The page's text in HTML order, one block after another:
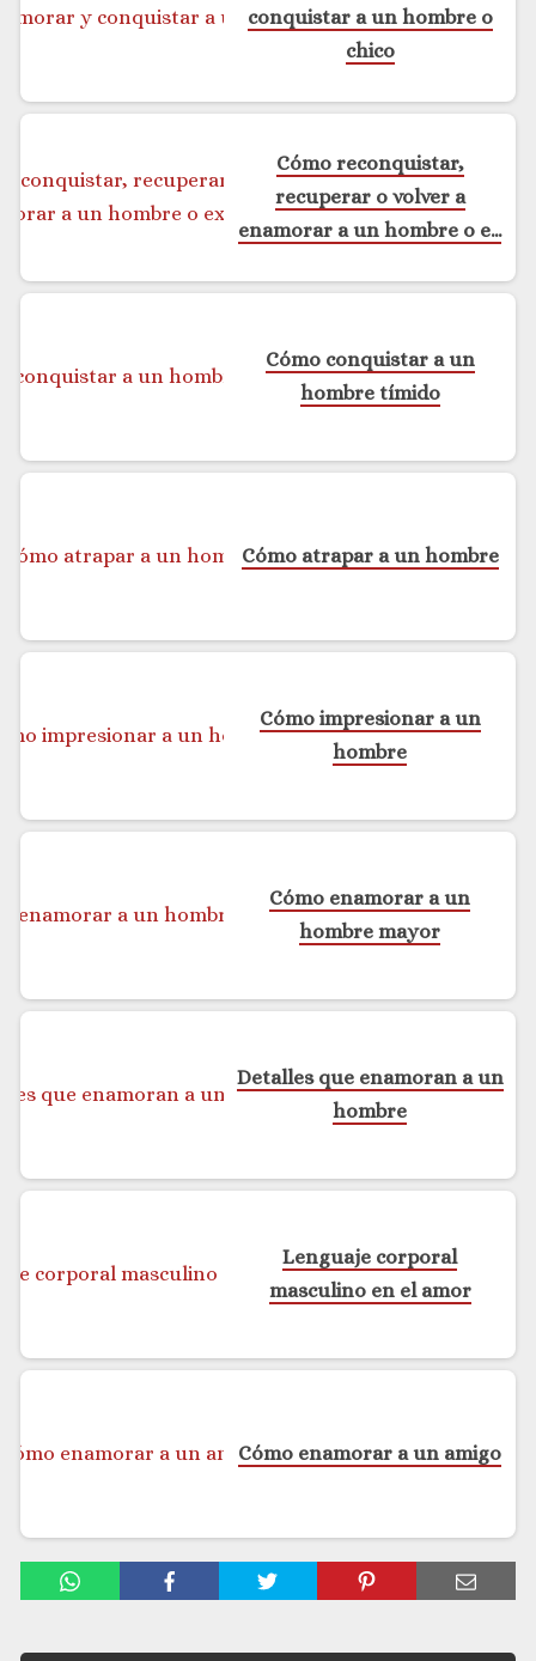
conquistar a un hombre o
chico
Cómo reconquistar,
recuperar o volver a
enamorar a un hombre o ex
Cómo conquistar a un
hombre tímido
Cómo atrapar a un hombre
Cómo impresionar a un
hombre
Cómo enamorar a un
hombre mayor
Detalles que enamoran a un
hombre
Lenguaje corporal
masculino en el amor
Cómo enamorar a un amigo